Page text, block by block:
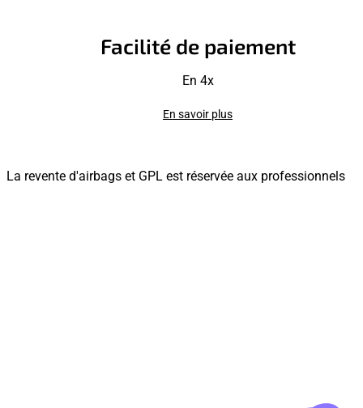
Facilité de paiement
En 4x
En savoir plus
La revente d'airbags et GPL est réservée aux professionnels